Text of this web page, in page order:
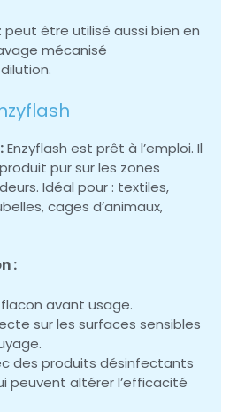
peut être utilisé aussi bien en
mécanisé
Enzyflash est prêt à l’emploi. Il
pur sur les zones
Idéal pour : textiles,
cages d’animaux,
:
avant usage.
sur les surfaces sensibles
des produits désinfectants
peuvent altérer l’efficacité